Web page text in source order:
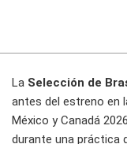
La Selección de
antes del estreno en
México y Canadá
durante una práctica